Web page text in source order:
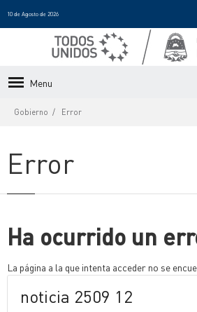
10 de Agosto de 2026
Menu
Gobierno Error
Error
Ha ocurrido un
La página a la que intenta acceder no se